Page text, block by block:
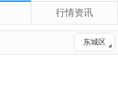
行情资讯
东城区